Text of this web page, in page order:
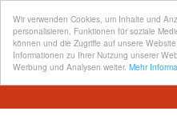
Wir verwenden Cookies, um Inhalte und
personalisieren, Funktionen für soziale
können und die Zugriffe auf unsere
Informationen zu Ihrer Nutzung unserer
Werbung und Analysen weiter. Mehr
Skip
content